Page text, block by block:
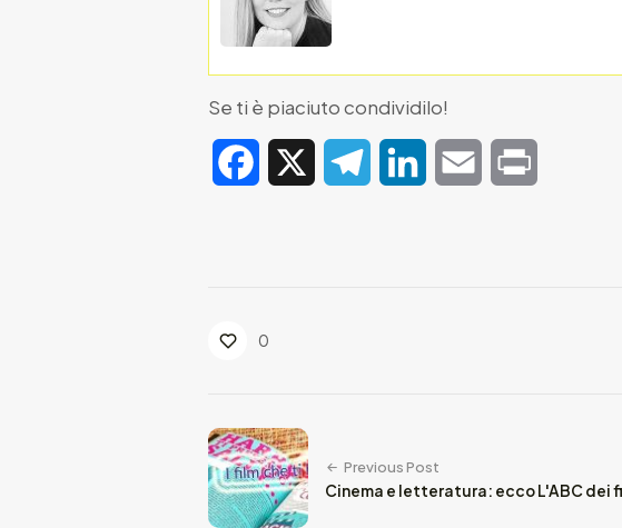
Se ti è piaciuto condividilo!
Facebook TelegramLinkedIn Email
0
Previous Post
Cinema e letteratura: ecco L'ABC dei